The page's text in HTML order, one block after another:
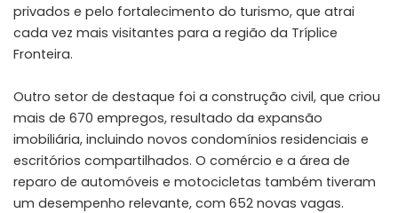
privados e pelo fortalecimento do turismo, que atrai
cada vez mais visitantes para a região da Tríplice
Fronteira.
Outro setor de destaque foi a construção civil, que criou
mais de 670 empregos, resultado da expansão
imobiliária, incluindo novos condomínios residenciais e
escritórios compartilhados. O comércio e a área de
reparo de automóveis e motocicletas também tiveram
um desempenho relevante, com 652 novas vagas.